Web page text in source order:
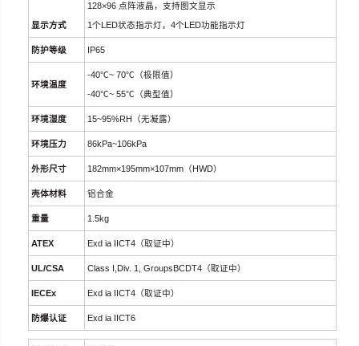
显示方式
128×96 点阵液晶，支持图文显示
1个LED状态指示灯， 4个LED功能指示灯
防护等级 IP65
环境温度
-40℃~ 70℃ （极限值）
-40℃~ 55℃ （典型值）
环境湿度 15~95%RH（无凝露）
环境压力 86kPa~106kPa
外形尺寸 182mm×195mm×107mm（HWD）
壳体材料 铝合金
重量 1.5kg
ATEX Exd ia IICT4（取证中）
UL/CSA Class I,Div. 1, GroupsBCDT4（取证中）
IECEx Exd ia IICT4（取证中）
防爆认证 Exd ia IICT6